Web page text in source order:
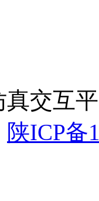
交互
陕ICP备